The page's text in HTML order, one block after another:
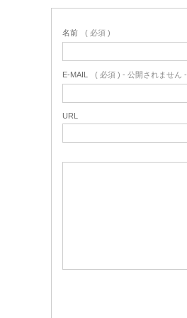
名前 ( 必須 )
E-MAIL ( 必須 ) - 公開されません -
URL